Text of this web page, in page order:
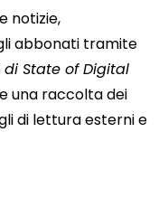
notizie,
abbonati tramite
di State of Digital
una raccolta dei
di lettura esterni e